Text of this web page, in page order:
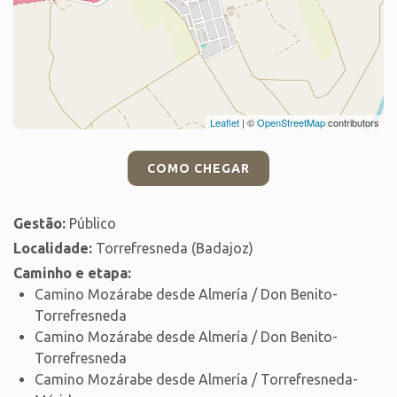
Leaflet | ©OpenStreetMapcontributors
COMO CHEGAR
Gestão: Público
Localidade: Torrefresneda (Badajoz)
Caminho e etapa:
Camino Mozárabe desde Almería / Don Benito-
Torrefresneda
Camino Mozárabe desde Almería / Don Benito-
Torrefresneda
Camino Mozárabe desde Almería / Torrefresneda-